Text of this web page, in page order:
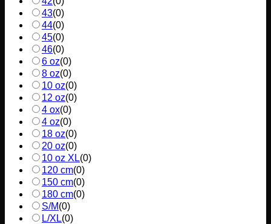
43(0)
44(0)
45(0)
46(0)
6 oz(0)
8 oz(0)
10 oz(0)
12 oz(0)
4 ox(0)
4 oz(0)
18 oz(0)
20 oz(0)
10 oz XL(0)
120 cm(0)
150 cm(0)
180 cm(0)
S/M(0)
L/XL(0)